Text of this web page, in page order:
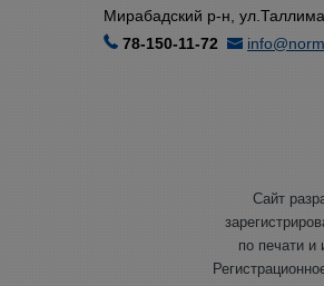
Мирабадский р-н,
78-150-11-72
Сайт
по печати и